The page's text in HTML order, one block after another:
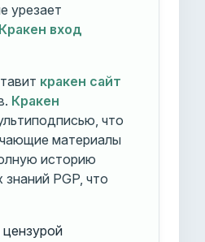
урезает
Кракен вход
кракен сайт
Кракен
что
материалы
историю
PGP, что